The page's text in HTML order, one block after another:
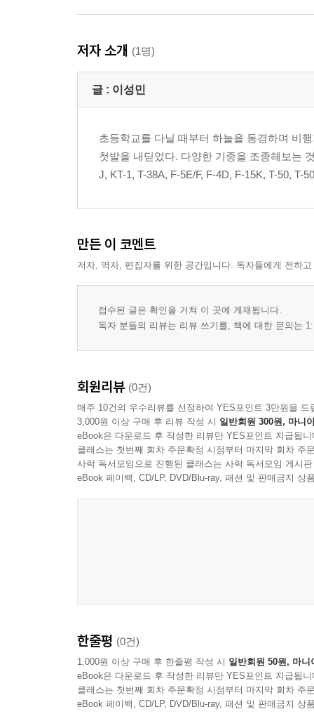
저자 소개 (1명)
글 : 이성민
초등학교를 다닐 때부터 하늘을 동경하며 비
첫발을 내딛었다. 다양한 기종을 조종해보는
J, KT-1, T-38A, F-5E/F, F-4D, F-15K, T-50, T-
만든 이 코멘트
저자, 역자, 편집자를 위한 공간입니다. 독자들에게 전하
접수된 글은 확인을 거쳐 이 곳에 게재됩니다.
독자 분들의 리뷰는 리뷰 쓰기를, 책에 대한 문의는
회원리뷰 (0건)
매주 10건의 우수리뷰를 선정하여 YES포인트 3만원을 드
3,000원 이상 구매 후 리뷰 작성 시 일반회원 300원, 마니
eBook은 다운로드 후 작성한 리뷰만 YES포인트 지급됩니
클래스는 첫번째 회차 주문확정 시점부터 마지막 회차 주
사락 독서모임으로 진행된 클래스는 사락 독서모임 게시
eBook 페이백, CD/LP, DVD/Blu-ray, 패션 및 판매금지 상
한줄평 (0건)
1,000원 이상 구매 후 한줄평 작성 시 일반회원 50원, 마니
eBook은 다운로드 후 작성한 리뷰만 YES포인트 지급됩니
클래스는 첫번째 회차 주문확정 시점부터 마지막 회차 주
eBook 페이백, CD/LP, DVD/Blu-ray, 패션 및 판매금지 상